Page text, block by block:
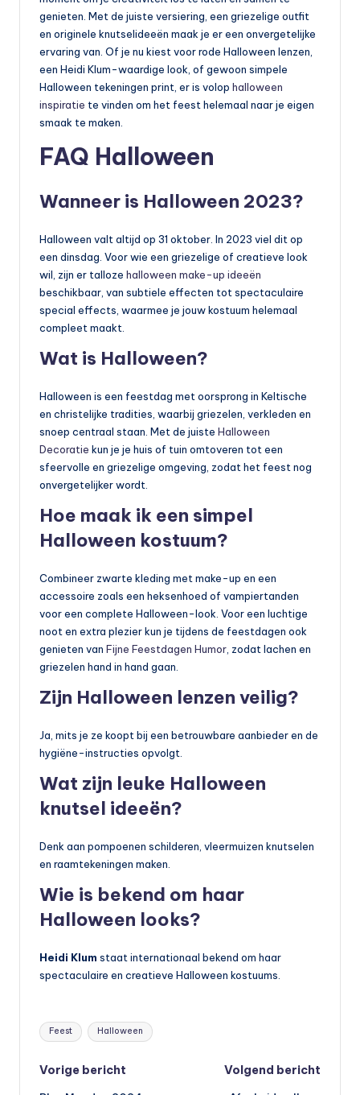
genieten. Met de juiste versiering, een griezelige outfit
en originele knutselideeën maak je er een onvergetelijke
ervaring van. Of je nu kiest voor rode Halloween lenzen,
een Heidi Klum-waardige look, of gewoon simpele
Halloween tekeningen print, er is volop halloween
inspiratie te vinden om het feest helemaal naar je eigen
smaak te maken.
FAQ Halloween
Wanneer is Halloween 2023?
Halloween valt altijd op 31 oktober. In 2023 viel dit op
een dinsdag. Voor wie een griezelige of creatieve look
wil, zijn er talloze halloween make-up ideeën
beschikbaar, van subtiele effecten tot spectaculaire
special effects, waarmee je jouw kostuum helemaal
compleet maakt.
Wat is Halloween?
Halloween is een feestdag met oorsprong in Keltische
en christelijke tradities, waarbij griezelen, verkleden en
snoep centraal staan. Met de juiste Halloween
Decoratie kun je je huis of tuin omtoveren tot een
sfeervolle en griezelige omgeving, zodat het feest nog
onvergetelijker wordt.
Hoe maak ik een simpel
Halloween kostuum?
Combineer zwarte kleding met make-up en een
accessoire zoals een heksenhoed of vampiertanden
voor een complete Halloween-look. Voor een luchtige
noot en extra plezier kun je tijdens de feestdagen ook
genieten van Fijne Feestdagen Humor, zodat lachen en
griezelen hand in hand gaan.
Zijn Halloween lenzen veilig?
Ja, mits je ze koopt bij een betrouwbare aanbieder en de
hygiëne-instructies opvolgt.
Wat zijn leuke Halloween
knutsel ideeën?
Denk aan pompoenen schilderen, vleermuizen knutselen
en raamtekeningen maken.
Wie is bekend om haar
Halloween looks?
Heidi Klum staat internationaal bekend om haar
spectaculaire en creatieve Halloween kostuums.
Tags:
Feest Halloween
Bericht
Vorige bericht
Volgend bericht